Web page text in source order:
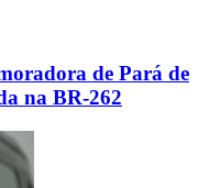
de Pará de
na BR-262